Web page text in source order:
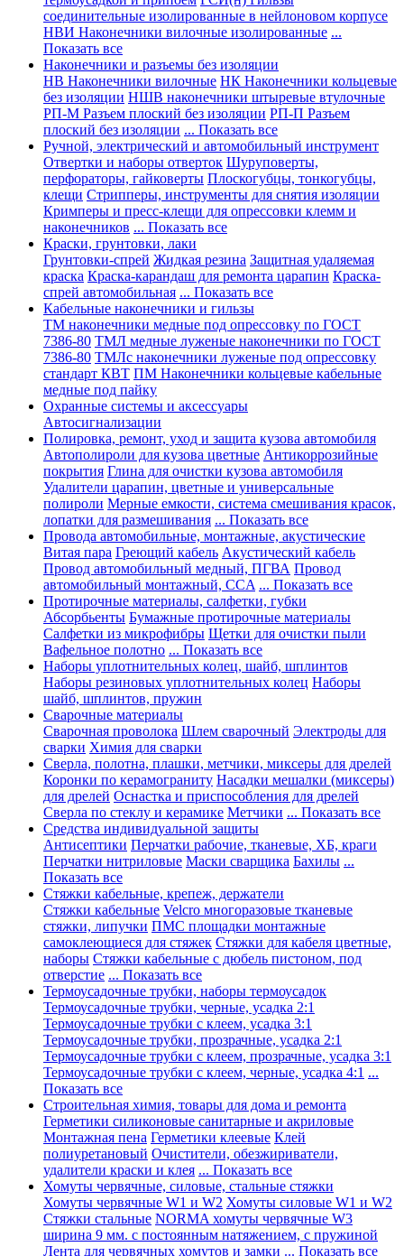
соединительные изолированные в нейлоновом корпусе
НВИ Наконечники вилочные изолированные ...
Показать все
Наконечники и разъемы без изоляции
НВ Наконечники вилочные НК Наконечники кольцевые
без изоляции НШВ наконечники штыревые втулочные
РП-М Разъем плоский без изоляции РП-П Разъем
плоский без изоляции ... Показать все
Ручной, электрический и автомобильный инструмент
Отвертки и наборы отверток Шуруповерты,
перфораторы, гайковерты Плоскогубцы, тонкогубцы,
клещи Стрипперы, инструменты для снятия изоляции
Кримперы и пресс-клещи для опрессовки клемм и
наконечников ... Показать все
Краски, грунтовки, лаки
Грунтовки-спрей Жидкая резина Защитная удаляемая
краска Краска-карандаш для ремонта царапин Краска-
спрей автомобильная ... Показать все
Кабельные наконечники и гильзы
ТМ наконечники медные под опрессовку по ГОСТ
7386-80 ТМЛ медные луженые наконечники по ГОСТ
7386-80 ТМЛс наконечники луженые под опрессовку
стандарт КВТ ПМ Наконечники кольцевые кабельные
медные под пайку
Охранные системы и аксессуары
Автосигнализации
Полировка, ремонт, уход и защита кузова автомобиля
Автополироли для кузова цветные Антикоррозийные
покрытия Глина для очистки кузова автомобиля
Удалители царапин, цветные и универсальные
полироли Мерные емкости, система смешивания красок,
лопатки для размешивания ... Показать все
Провода автомобильные, монтажные, акустические
Витая пара Греющий кабель Акустический кабель
Провод автомобильный медный, ПГВА Провод
автомобильный монтажный, CCA ... Показать все
Протирочные материалы, салфетки, губки
Абсорбьенты Бумажные протирочные материалы
Салфетки из микрофибры Щетки для очистки пыли
Вафельное полотно ... Показать все
Наборы уплотнительных колец, шайб, шплинтов
Наборы резиновых уплотнительных колец Наборы
шайб, шплинтов, пружин
Сварочные материалы
Сварочная проволока Шлем сварочный Электроды для
сварки Химия для сварки
Сверла, полотна, плашки, метчики, миксеры для дрелей
Коронки по керамограниту Насадки мешалки (миксеры)
для дрелей Оснастка и приспособления для дрелей
Сверла по стеклу и керамике Метчики ... Показать все
Средства индивидуальной защиты
Антисептики Перчатки рабочие, тканевые, ХБ, краги
Перчатки нитриловые Маски сварщика Бахилы ...
Показать все
Стяжки кабельные, крепеж, держатели
Стяжки кабельные Velcro многоразовые тканевые
стяжки, липучки ПМС площадки монтажные
самоклеющиеся для стяжек Стяжки для кабеля цветные,
наборы Стяжки кабельные с дюбель пистоном, под
отверстие ... Показать все
Термоусадочные трубки, наборы термоусадок
Термоусадочные трубки, черные, усадка 2:1
Термоусадочные трубки с клеем, усадка 3:1
Термоусадочные трубки, прозрачные, усадка 2:1
Термоусадочные трубки с клеем, прозрачные, усадка 3:1
Термоусадочные трубки с клеем, черные, усадка 4:1 ...
Показать все
Строительная химия, товары для дома и ремонта
Герметики силиконовые санитарные и акриловые
Монтажная пена Герметики клеевые Клей
полиуретановый Очистители, обезжириватели,
удалители краски и клея ... Показать все
Хомуты червячные, силовые, стальные стяжки
Хомуты червячные W1 и W2 Хомуты силовые W1 и W2
Стяжки стальные NORMA хомуты червячные W3
ширина 9 мм. с постоянным натяжением, с пружиной
Лента для червячных хомутов и замки ... Показать все